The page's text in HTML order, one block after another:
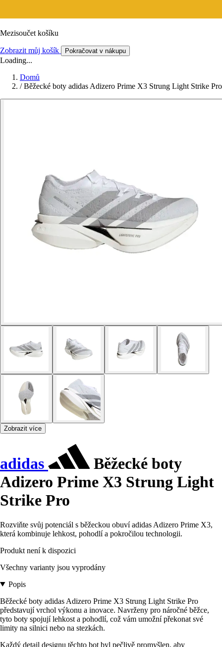
Mezisoučet košíku
Zobrazit můj košík Pokračovat v nákupu
Loading...
Domů
/ Běžecké boty adidas Adizero Prime X3 Strung Light Strike Pro
Zobrazit více
adidas
Běžecké boty
Adizero Prime X3 Strung Light
Strike Pro
Rozviňte svůj potenciál s běžeckou obuví adidas Adizero Prime X3,
která kombinuje lehkost, pohodlí a pokročilou technologii.
Produkt není k dispozici
Všechny varianty jsou vyprodány
Popis
Běžecké boty adidas Adizero Prime X3 Strung Light Strike Pro
představují vrchol výkonu a inovace. Navrženy pro náročné běžce,
tyto boty spojují lehkost a pohodlí, což vám umožní překonat své
limity na silnici nebo na stezkách.
Každý detail designu těchto bot byl pečlivě promyšlen, aby